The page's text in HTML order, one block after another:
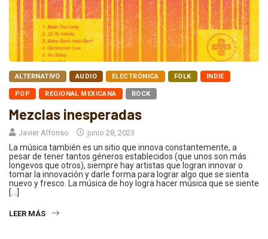
ALTERNATIVO AUDIO ELECTRÓNICA FOLK INDIE
POP REGIONAL MEXICANA ROCK
Mezclas inesperadas
Javier Alfonso junio 28, 2023
La música también es un sitio que innova constantemente, a
pesar de tener tantos géneros establecidos (que unos son más
longevos que otros), siempre hay artistas que logran innovar o
tomar la innovación y darle forma para lograr algo que se sienta
nuevo y fresco. La música de hoy logra hacer música que se siente
[…]
LEER MÁS